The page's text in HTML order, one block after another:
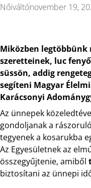
Nőiváltónovember 19,
Miközben legtöbbünk
szeretteinek, luc
süssön, addig
segíteni Magyar
Karácsonyi
Az ünnepek
gondoljanak a
tegyenek a kosarukba
Az Egyesületnek az
összegyűjtenie, amiből
biztosítani az ünnepi